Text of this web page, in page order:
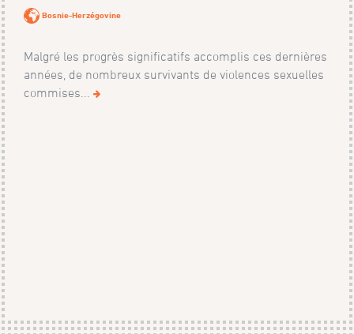
Bosnie-Herzégovine
Malgré les progrès significatifs accomplis ces dernières
années, de nombreux survivants de violences sexuelles
commises...